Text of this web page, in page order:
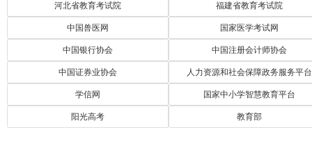
河北省教育考试院 福建省教育考试院
中国兽医网 国家医学考试网
中国银行协会 中国注册会计师协会
中国证券业协会 人力资源和社会保障政务服务平台
学信网 国家中小学智慧教育平台
阳光高考 教育部